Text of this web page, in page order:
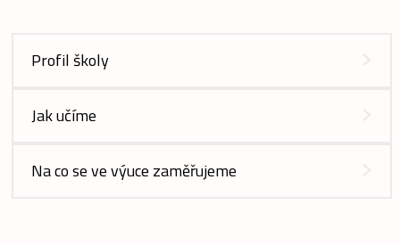
Profil školy
Jak učíme
Na co se ve výuce zaměřujeme